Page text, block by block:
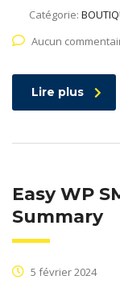
Catégorie:
Aucun
Lire plus
Easy WP
Summary
5 février 2024